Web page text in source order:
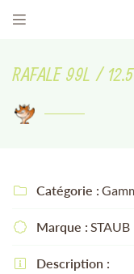

13 Av. maréchal
18100 Vierzon
RAFALE 99L /
 Catégorie :
 Marque : STAUB

Description :